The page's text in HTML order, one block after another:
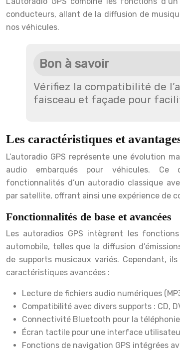
conducteurs, allant de la diffusion de
nos véhicules.
Bon à savoir
Vérifiez la compatibilité de
faisceau et façade pour
Les caractéristiques et
L’autoradio GPS représente une évolution
audio embarqués pour véhicules. Ce
fonctionnalités d’un autoradio classique
par satellite, offrant ainsi une expérience de
Fonctionnalités de base et avancées
Les autoradios GPS intègrent les
automobile, telles que la diffusion
de supports musicaux variés. Cependant,
caractéristiques avancées :
Lecture de fichiers audio numériques
Compatibilité avec divers supports : CD,
Connectivité Bluetooth pour la
Écran tactile pour une interface
Fonctions de navigation GPS intégrées